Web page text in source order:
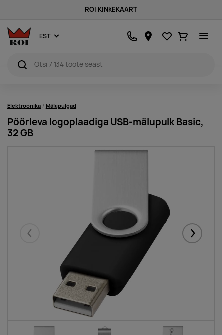
ROI KINKEKAART
EST Lemmikud
Ostukorv
Elektroonika Mälupulgad
Pöörleva logoplaadiga USB-mälupulk Basic,
32 GB
Eelmised